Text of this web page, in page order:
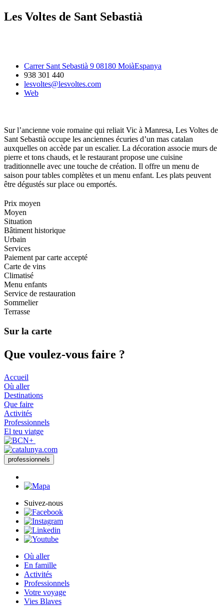
Les Voltes de Sant Sebastià
Carrer Sant Sebastià 9 08180 MoiàEspanya
938 301 440
lesvoltes@lesvoltes.com
Web
Sur l’ancienne voie romaine qui reliait Vic à Manresa, Les Voltes de
Sant Sebastià occupe les anciennes écuries d’un mas catalan
auxquelles on accède par un escalier. La décoration associe murs de
pierre et tons chauds, et le restaurant propose une cuisine
traditionnelle avec une touche de création. Il offre un menu de
saison pour tables complètes et un menu enfant. Les plats peuvent
être dégustés sur place ou emportés.
Prix moyen
Moyen
Situation
Bâtiment historique
Urbain
Services
Paiement par carte accepté
Carte de vins
Climatisé
Menu enfants
Service de restauration
Sommelier
Terrasse
Sur la carte
Que voulez-vous faire ?
Accueil
Où aller
Destinations
Que faire
Activités
Professionnels
El teu viatge
professionnels
Suivez-nous
Où aller
En famille
Activités
Professionnels
Votre voyage
Vies Blaves